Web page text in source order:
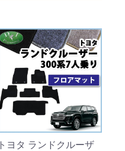
トヨタ ランドクルーザ